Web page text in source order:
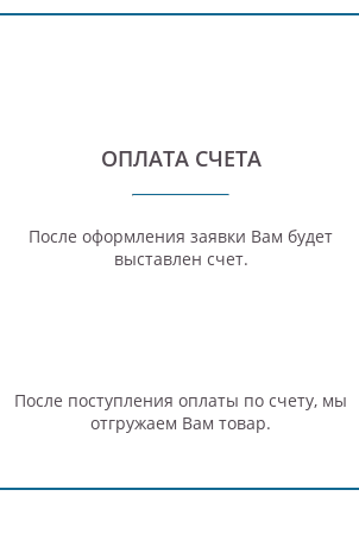
ОПЛАТА СЧЕТА
После оформления заявки Вам будет
выставлен счет.
После поступления оплаты по счету, мы
отгружаем Вам товар.